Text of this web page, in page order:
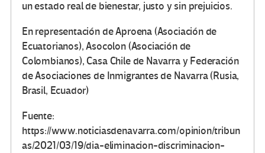
un estado real de bienestar, justo y sin prejuicios.
En representación de Aproena (Asociación de
Ecuatorianos), Asocolon (Asociación de
Colombianos), Casa Chile de Navarra y Federación
de Asociaciones de Inmigrantes de Navarra (Rusia,
Brasil, Ecuador)
Fuente:
https://www.noticiasdenavarra.com/opinion/tribun
as/2021/03/19/dia-eliminacion-discriminacion-